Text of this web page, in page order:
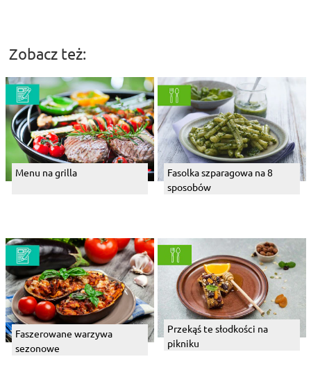
Zobacz też:
Menu na grilla
Fasolka szparagowa na 8
sposobów
Faszerowane warzywa
sezonowe
Przekąś te słodkości na
pikniku